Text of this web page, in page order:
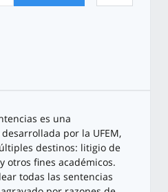
es una
por la UFEM,
destinos: litigio de
otros fines académicos.
todas las sentencias